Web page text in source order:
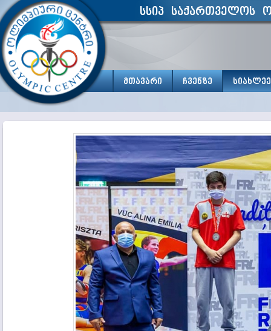
სსიპ საქართველოს
მთავარი ჩვენზე